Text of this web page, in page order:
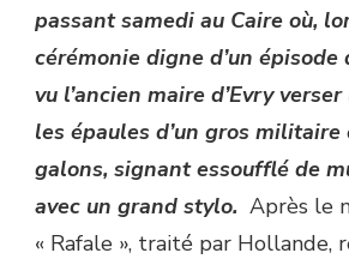
passant samedi au Caire où,
cérémonie digne d’un épisode
vu l’ancien maire d’Evry
les épaules d’un gros militaire
galons, signant essoufflé de
avec un grand stylo. Après le
« Rafale », traité par Hollande,